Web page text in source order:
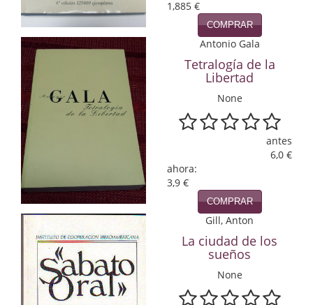
Física y química
Guerra Civil Española
Historia
historia
Infantil y juvenil
Infantil y juvenil. Nuevo!!
Infantil y juvenil. Nuevo!!!
Informática
Literatura fantástica
Literatura hispanoamericana
1,885 €
COMPRAR
Antonio Gala
Tetralogía de la
Libertad
None
antes
6,0 €
ahora:
3,9 €
COMPRAR
Gill, Anton
La ciudad de los
sueños
None